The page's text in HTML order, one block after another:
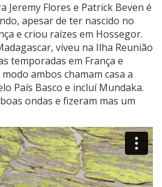
Jeremy Flores e Patrick Beven é
apesar de ter nascido no
e criou raízes em Hossegor.
viveu na Ilha Reunião
temporadas em França e
ambos chamam casa a
País Basco e incluí Mundaka.
ondas e fizeram mas um